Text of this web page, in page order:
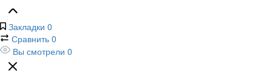
Закладки 0
Сравнить 0
Вы смотрели 0